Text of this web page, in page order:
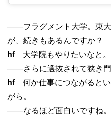
——フラグメント大学。東
が、続きもあるんですか？
hf大学院もやりたいなと。
——さらに選抜されて狭き門
hf何か仕事につながるとい
がら。
——なるほど面白いですね